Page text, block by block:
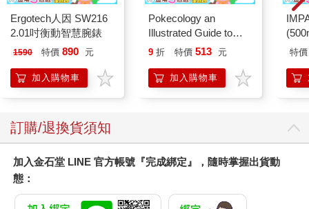
Ergotech人因 SW216
2.01吋衡動智慧腕錶
1590 特價 890 元
加入購物車
Pokecology an
Illustrated Guide to
Pokemon Ecology
Press)
9 折 特價 513 元
加入購物車
特價
訂購/退換貨須知
加入金石堂 LINE 官方帳號『完成綁定』，隨時掌握出貨動
態：